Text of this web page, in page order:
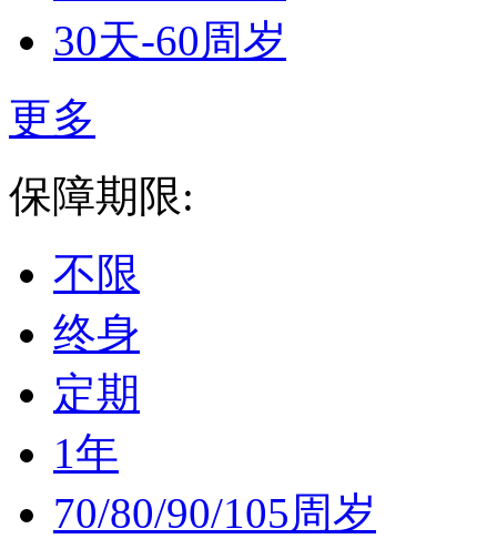
30天-60周岁
更多
保障期限:
不限
终身
定期
1年
70/80/90/105周岁